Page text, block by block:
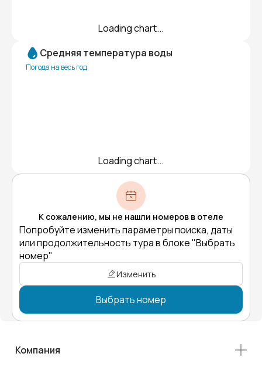
Loading chart...
Средняя температура воды
Погода на весь год
Loading chart...
К сожалению, мы не нашли номеров в отеле
Попробуйте изменить параметры поиска, даты
или продолжительность тура в блоке "Выбрать
номер"
Изменить
Выбрать номер
Компания